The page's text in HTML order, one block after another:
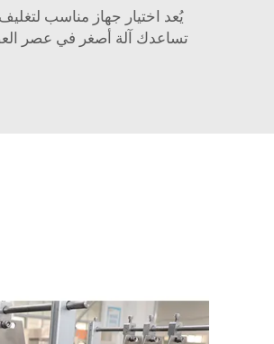
يُعد اختيار جهاز مناسب
تساعدك آلة أصغر في عصر